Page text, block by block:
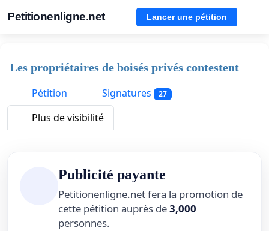
Petitionenligne.net Lancer une pétition
Les propriétaires de boisés privés contestent
Pétition
Signatures 27
Plus de visibilité
Publicité payante
Petitionenligne.net fera la promotion de
cette pétition auprès de3,000
personnes.